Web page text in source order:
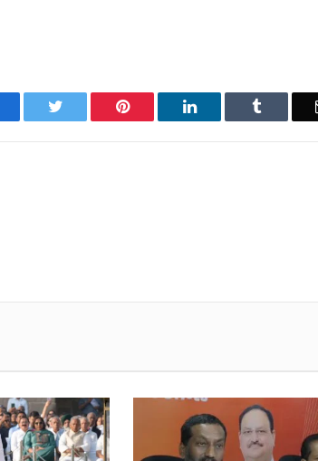
Twitter Pinterest LinkedIn Tumblr